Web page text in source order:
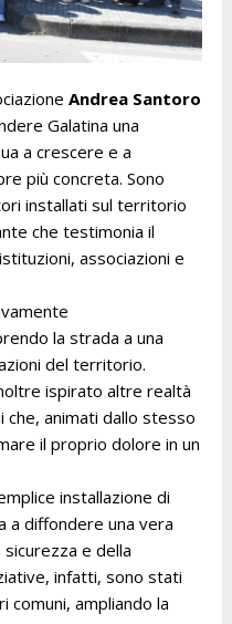
Andrea Santoro
Galatina una
a crescere e a
più concreta. Sono
installati sul territorio
che testimonia il
associazioni e
la strada a una
del territorio.
ispirato altre realtà
animati dallo stesso
il proprio dolore in un
installazione di
a diffondere una vera
e della
infatti, sono stati
comuni, ampliando la